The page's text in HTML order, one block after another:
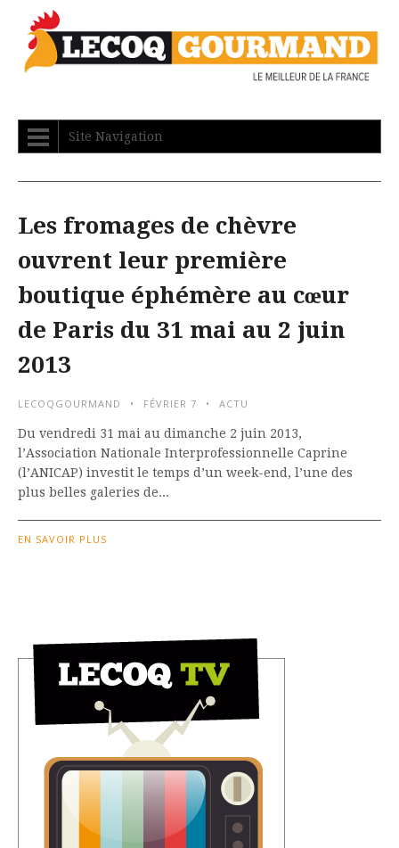
Site Navigation
Les fromages de chèvre
ouvrent leur première
boutique éphémère au cœur
de Paris du 31 mai au 2 juin
2013
LECOQGOURMAND FÉVRIER 7 ACTU
Du vendredi 31 mai au dimanche 2 juin 2013,
l’Association Nationale Interprofessionnelle Caprine
(l’ANICAP) investit le temps d’un week-end, l’une des
plus belles galeries de...
EN SAVOIR PLUS